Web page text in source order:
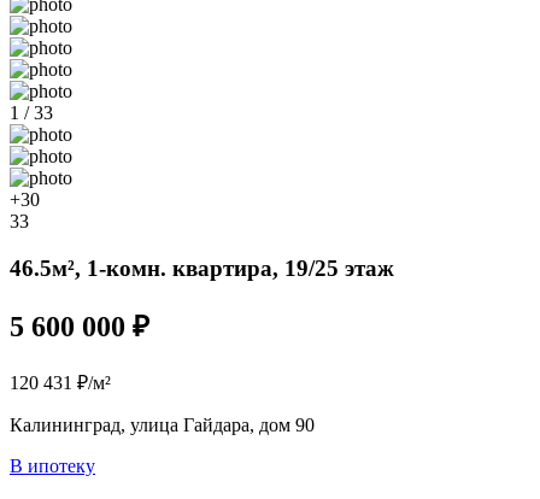
1 / 33
+30
33
46.5м², 1-комн. квартира, 19/25 этаж
5 600 000 ₽
120 431 ₽/м²
Калининград, улица Гайдара, дом 90
В ипотеку